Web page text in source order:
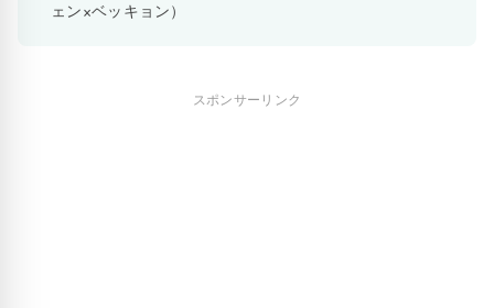
ェン×ベッキョン）
スポンサーリンク